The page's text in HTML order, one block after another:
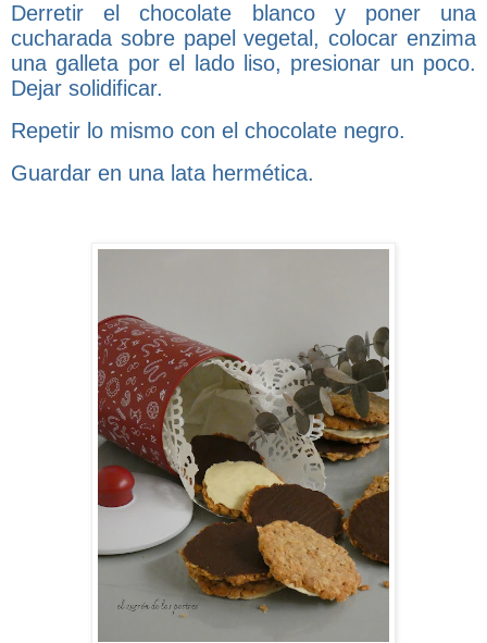
Derretir el chocolate blanco y poner una
cucharada sobre papel vegetal, colocar enzima
una galleta por el lado liso, presionar un poco.
Dejar solidificar.
Repetir lo mismo con el chocolate negro.
Guardar en una lata hermética.